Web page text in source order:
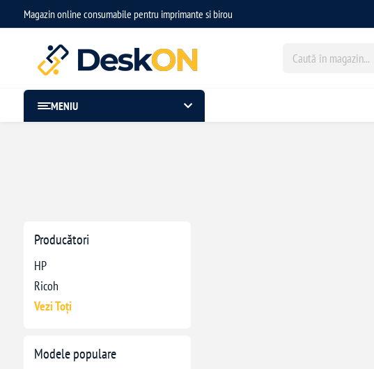
Magazin online consumabile pentru imprimante si birou
MENIU
Producători
HP
Ricoh
Vezi Toți
Modele populare